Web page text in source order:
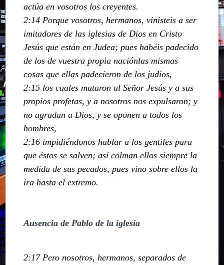
actúa en vosotros los creyentes.
2:14 Porque vosotros, hermanos, vinisteis a ser
imitadores de las iglesias de Dios en Cristo
Jesús que están en Judea; pues habéis padecido
de los de vuestra propia naciónlas mismas
cosas que ellas padecieron de los judíos,
2:15 los cuales mataron al Señor Jesús y a sus
propios profetas, y a nosotros nos expulsaron; y
no agradan a Dios, y se oponen a todos los
hombres,
2:16 impidiéndonos hablar a los gentiles para
que éstos se salven; así colman ellos siempre la
medida de sus pecados, pues vino sobre ellos la
ira hasta el extremo.
Ausencia de Pablo de la iglesia
2:17 Pero nosotros, hermanos, separados de